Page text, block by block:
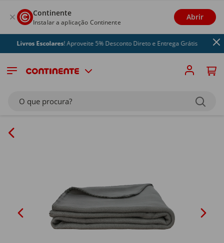
Continente
Instalar a aplicação Continente
Abrir
Livros Escolares! Aproveite 5% Desconto Direto e Entrega Grátis
O que procura?